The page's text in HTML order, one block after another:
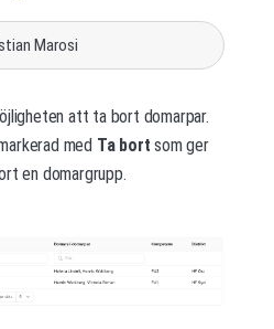
Marosi
att ta bort domarpar.
med Ta bortsom ger
en domargrupp.